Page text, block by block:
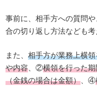
事前に、相手方への質問
合の切り返し方法なども考
また、相手方が業務上横
や内容 、②横領を行った
（金銭の場合は金額） 、④